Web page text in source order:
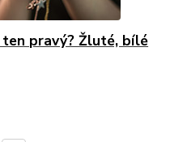
pravý? Žluté, bílé